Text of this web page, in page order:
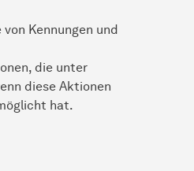
Kennungen und
die unter
diese Aktionen
hat.